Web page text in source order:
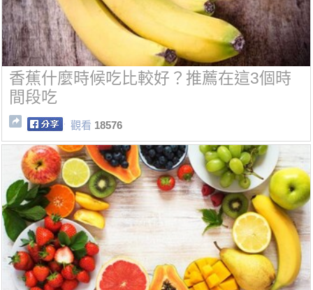
香蕉什麼時候吃比較好？推薦在這3個時
間段吃
觀看 18576